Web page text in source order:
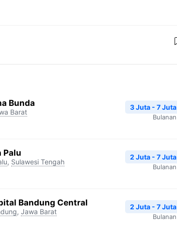
Bunda
Barat
3 Juta - 7 Juta
Bulanan
Palu
, Sulawesi Tengah
2 Juta - 7 Juta
Bulanan
Bandung Central
, Jawa Barat
2 Juta - 7 Juta
Bulanan